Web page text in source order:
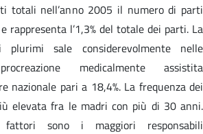
totali nell’anno 2005 il numero di parti
rappresenta l’1,3% del totale dei parti. La
sale considerevolmente nelle
medicalmente assistita
nazionale pari a 18,4%. La frequenza dei
elevata fra le madri con più di 30 anni.
sono i maggiori responsabili